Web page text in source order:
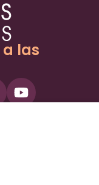
a las